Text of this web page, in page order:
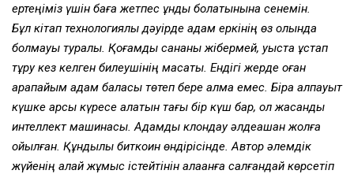
ертеңіміз үшін баға жетпес құнды болатынына сенемін.
Бұл кітап технологиялық дәуірде адам еркінің өз қолында
болмауы туралы. Қоғамдық сананы жібермей, уыста ұстап
тұру ­кез келген билеушінің мақсаты. Ендігі жерде оған
қарапайым адам баласы төтеп бере алмақ емес. Бірақ алпауыт
күшке қарсы күресе алатын тағы бір күш бар, ол жасанды
интеллект машинасы. Адамды клондау әлдеқашан жолға
қойылған. Құндылық биткоин өндірісінде. Автор әлемдік
жүйенің қалай жұмыс істейтінін алақанға салғандай көрсетіп